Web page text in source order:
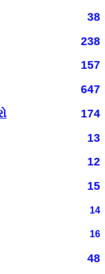
38
238
157
647
174
13
12
15
14
16
48